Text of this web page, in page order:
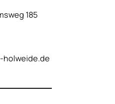
185
holweide.de